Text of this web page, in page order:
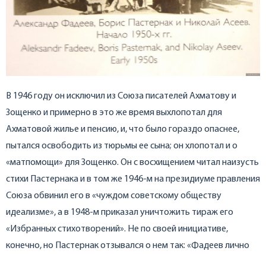
В 1946 году он исключил из Союза писателей Ахматову и
Зощенко и примерно в это же время выхлопотал для
Ахматовой жилье и пенсию, и, что было гораздо опаснее,
пытался освободить из тюрьмы ее сына; он хлопотал и о
«матпомощи» для Зощенко. Он с восхищением читал наизусть
стихи Пастернака и в том же 1946-м на президиуме правления
Союза обвинил его в «чуждом советскому обществу
идеализме», а в 1948-м приказал уничтожить тираж его
«Избранных стихотворений». Не по своей инициативе,
конечно, но Пастернак отзывался о нем так: «Фадеев лично